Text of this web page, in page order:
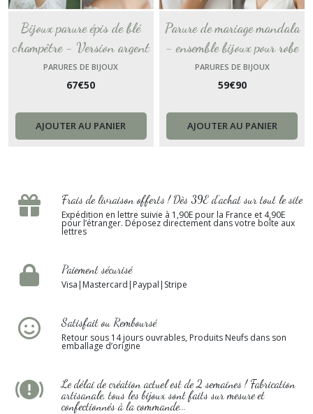
Bijoux parure épis de blé
champêtre - Version argent
ou or pour cet ensemble de
bijoux émaillés - collier dos
PARURES DE BIJOUX
67€50
AJOUTER AU PANIER
Parure de mariage mandala
- ensemble bijoux pour robe
dos nu - set de bijoux pour
mariage - graine de vie
PARURES DE BIJOUX
59€90
AJOUTER AU PANIER
Frais de livraison offerts ! Dès 39E d’achat sur tout le site
Expédition en lettre suivie à 1,90E pour la France et 4,90E
pour l’étranger. Déposez directement dans votre boîte aux
lettres
Paiement sécurisé
Visa|Mastercard|Paypal|Stripe
Satisfait ou Remboursé
Retour sous 14 jours ouvrables, Produits Neufs dans son
emballage d’origine
Le délai de création actuel est de 2 semaines ! Fabrication
artisanale, tous les bijoux sont faits sur mesure et
confectionnés à la commande...